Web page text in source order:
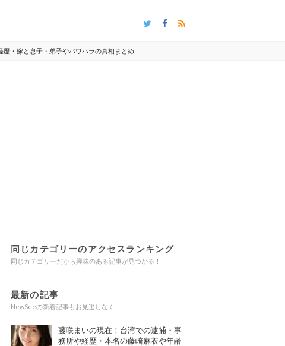
・嫁と息子・弟子やパワハラの真相まとめ
同じカテゴリーのアクセスランキング
同じカテゴリーだから興味のある記事が見つかる！
最新の記事
NewSeeの新着記事もお見逃しなく
藤咲まいの現在！台湾での逮捕・事
務所や経歴・本名の藤崎麻衣や年齢